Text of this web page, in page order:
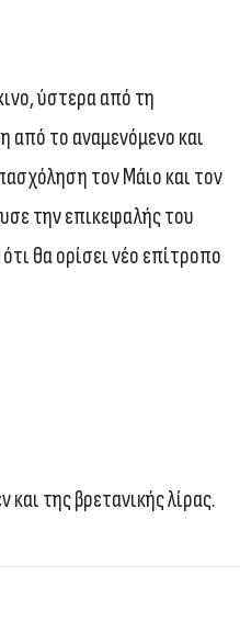
ύστερα από τη
από το αναμενόμενο και
τον Μάιο και τον
την επικεφαλής του
θα ορίσει νέο επίτροπο
της βρετανικής λίρας.